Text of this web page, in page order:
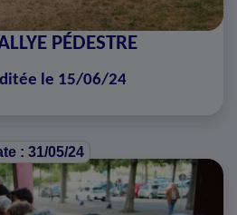
PÉDESTRE
le 15/06/24
: 31/05/24